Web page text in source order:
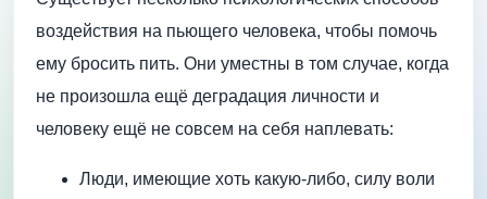
воздействия на пьющего человека, чтобы помочь
ему бросить пить. Они уместны в том случае, когда
не произошла ещё деградация личности и
человеку ещё не совсем на себя наплевать:
Люди, имеющие хоть какую-либо, силу воли